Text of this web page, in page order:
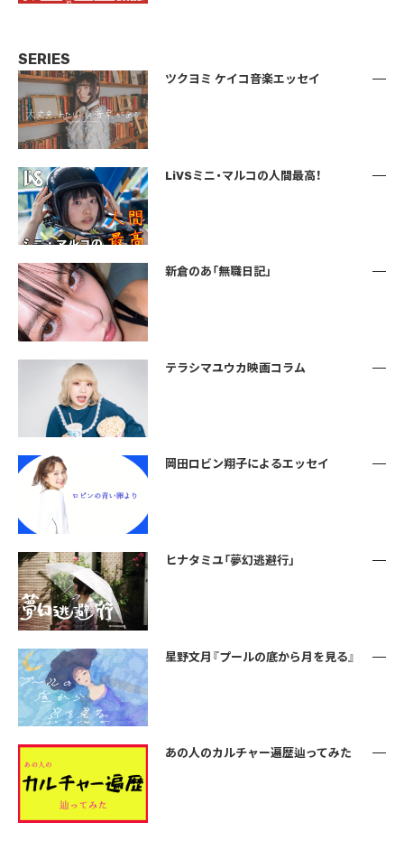
SERIES
ツクヨミ ケイコ音楽エッセイ
LiVSミニ・マルコの人間最高！
新倉のあ「無職日記」
テラシマユウカ映画コラム
岡田ロビン翔子によるエッセイ
ヒナタミユ「夢幻逃避行」
星野文月『プールの底から月を見る』
あの人のカルチャー遍歴辿ってみた